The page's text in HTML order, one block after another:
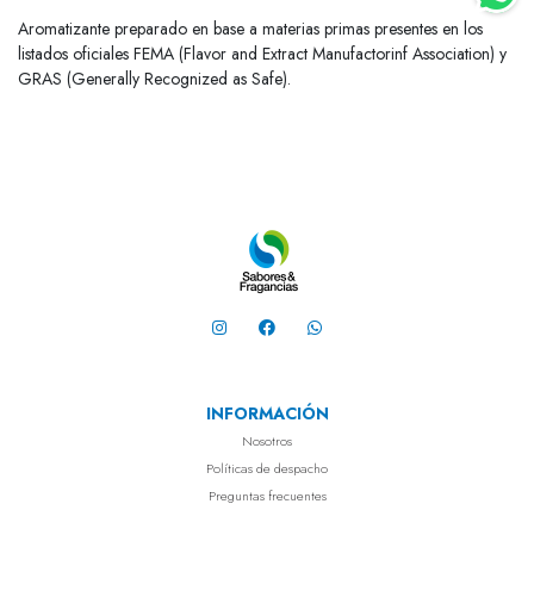
Aromatizante preparado en base a materias primas presentes en los
listados oficiales FEMA (Flavor and Extract Manufactorinf Association) y
GRAS (Generally Recognized as Safe).
INFORMACIÓN
Nosotros
Políticas de despacho
Preguntas frecuentes